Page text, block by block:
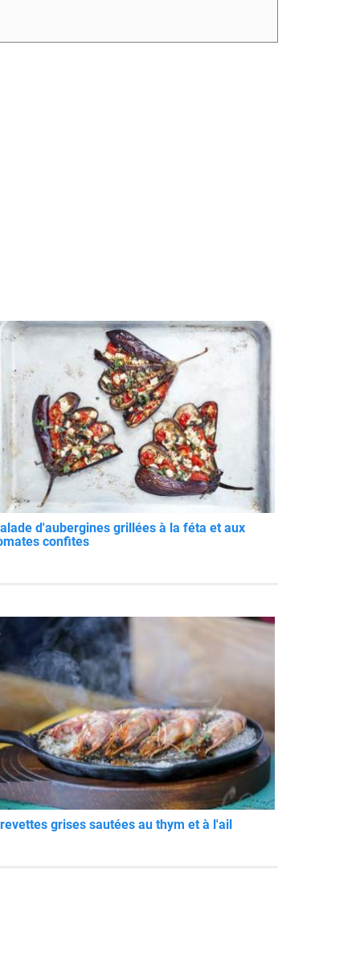
d'aubergines grillées à la féta et aux
confites
grises sautées au thym et à l'ail